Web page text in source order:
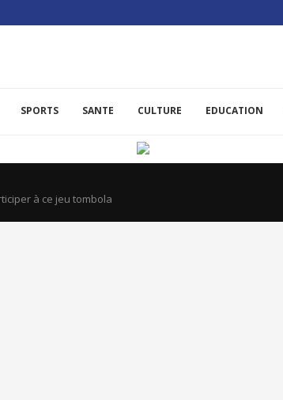
SPORTS SANTE CULTURE EDUCATION
à ce jeu tombola